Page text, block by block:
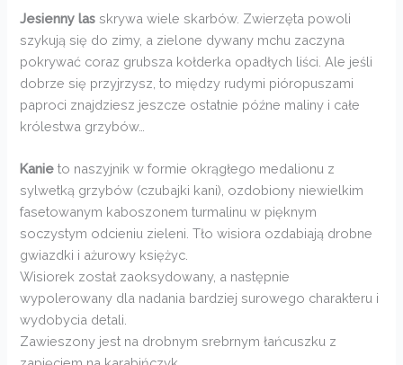
Jesienny las skrywa wiele skarbów. Zwierzęta powoli
szykują się do zimy, a zielone dywany mchu zaczyna
pokrywać coraz grubsza kołderka opadłych liści. Ale jeśli
dobrze się przyjrzysz, to między rudymi pióropuszami
paproci znajdziesz jeszcze ostatnie późne maliny i całe
królestwa grzybów…
Kanie to naszyjnik w formie okrągłego medalionu z
sylwetką grzybów (czubajki kani), ozdobiony niewielkim
fasetowanym kaboszonem turmalinu w pięknym
soczystym odcieniu zieleni. Tło wisiora ozdabiają drobne
gwiazdki i ażurowy księżyc.
Wisiorek został zaoksydowany, a następnie
wypolerowany dla nadania bardziej surowego charakteru i
wydobycia detali.
Zawieszony jest na drobnym srebrnym łańcuszku z